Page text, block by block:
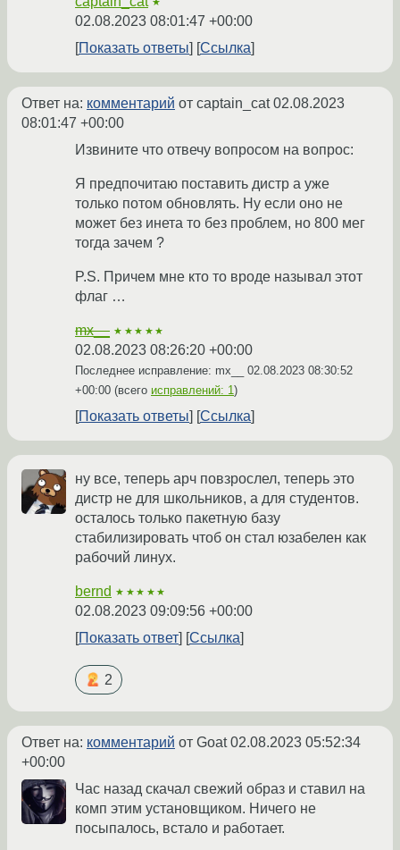
02.08.2023 08:01:47 +00:00
Показать ответы
Ссылка
Ответ на: комментарий от captain_cat02.08.2023
08:01:47 +00:00
Извините что отвечу вопросом на вопрос:
Я предпочитаю поставить дистр а уже
только потом обновлять. Ну если оно не
может без инета то без проблем, но 800 мег
тогда зачем ?
P.S. Причем мне кто то вроде называл этот
флаг …
mx__ ★★★★★
02.08.2023 08:26:20 +00:00
Последнее исправление: mx__ 02.08.2023 08:30:52
+00:00 (всего исправлений: 1)
Показать ответы Ссылка
ну все, теперь арч повзрослел, теперь это
дистр не для школьников, а для студентов.
осталось только пакетную базу
стабилизировать чтоб он стал юзабелен как
рабочий линух.
bernd ★★★★★
02.08.2023 09:09:56 +00:00
Показать ответ
Ссылка
2
Ответ на: комментарий от Goat02.08.2023 05:52:34
+00:00
Час назад скачал свежий образ и ставил на
комп этим установщиком. Ничего не
посыпалось, встало и работает.